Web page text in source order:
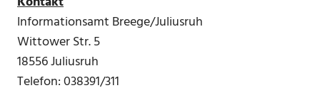
Informationsamt Breege/Juliusruh
Wittower Str. 5
18556 Juliusruh
Telefon: 038391/311